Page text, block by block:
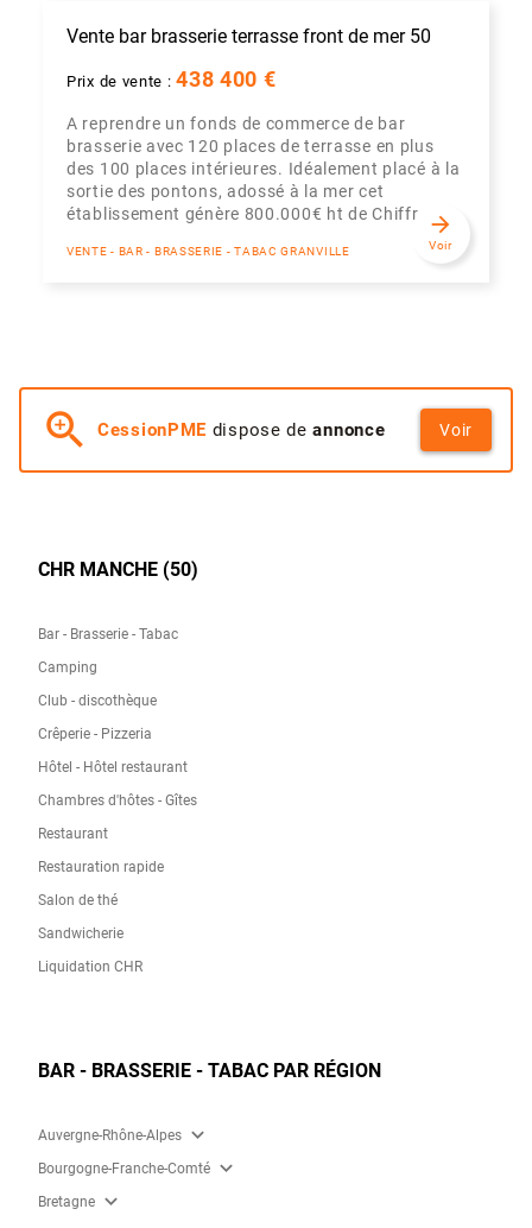
Vente bar brasserie terrasse front de mer 50
Prix de vente :438 400 €
A reprendre un fonds de commerce de bar
brasserie avec 120 places de terrasse en plus
des 100 places intérieures. Idéalement placé à la
sortie des pontons, adossé à la mer cet
établissement génère 800.000€ ht de Chiffr...
VENTE - BAR - BRASSERIE - TABAC GRANVILLE
arrow_forward
Voir
zoom_in CessionPME dispose deannonce Voir
CHR MANCHE (50)
Bar - Brasserie - Tabac
Camping
Club - discothèque
Crêperie - Pizzeria
Hôtel - Hôtel restaurant
Chambres d'hôtes - Gîtes
Restaurant
Restauration rapide
Salon de thé
Sandwicherie
Liquidation CHR
BAR - BRASSERIE - TABAC PAR RÉGION
Auvergne-Rhône-Alpes expand_more
Bourgogne-Franche-Comté expand_more
Bretagne expand_more